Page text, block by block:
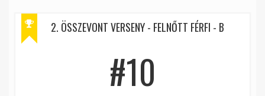
2. ÖSSZEVONT VERSENY - FELNŐTT FÉRFI - B
#10